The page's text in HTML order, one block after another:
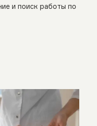
и поиск работы по